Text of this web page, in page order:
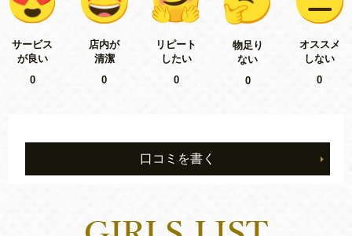
サービス
が良い
0
店内が
清潔
0
リピート
したい
0
物足り
ない
0
オススメ
しない
0
口コミを書く